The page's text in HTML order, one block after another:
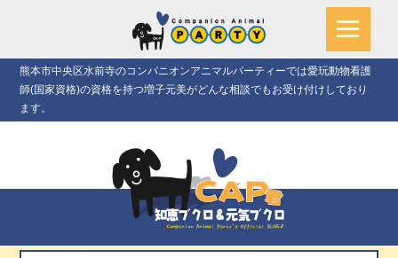
熊本市中央区水前寺のコンパニオンアニマルパーティーでは愛玩動物看護
師(国家資格)の資格を持つ増子元美がどんな相談でもお受け付けしており
ます。